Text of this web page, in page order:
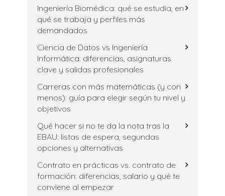
Ingeniería Biomédica: qué se estudia, en
qué se trabaja y perfiles más
demandados
Ciencia de Datos vs Ingeniería
Informática: diferencias, asignaturas
clave y salidas profesionales
Carreras con más matemáticas (y con
menos): guía para elegir según tu nivel y
objetivos
Qué hacer si no te da la nota tras la
EBAU: listas de espera, segundas
opciones y alternativas
Contrato en prácticas vs. contrato de
formación: diferencias, salario y qué te
conviene al empezar